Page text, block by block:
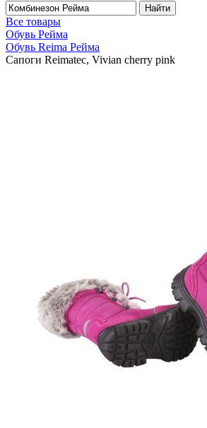
Найти
Все товары
Обувь Рейма
Обувь Reima Рейма
Сапоги Reimatec, Vivian cherry pink